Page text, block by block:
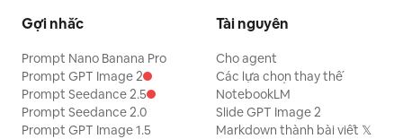
Gợi nhắc
Prompt Nano Banana Pro
Prompt GPT Image 2
Prompt Seedance 2.5
Prompt Seedance 2.0
Prompt GPT Image 1.5
Tài nguyên
Cho agent
Các lựa chọn thay thế
NotebookLM
Slide GPT Image 2
Markdown thành bài viết 𝕏